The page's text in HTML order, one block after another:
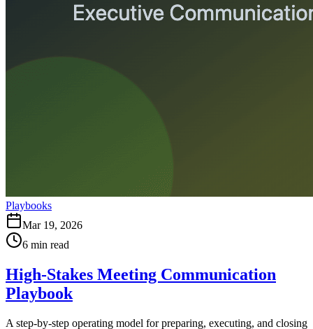
Playbooks
Mar 19, 2026
6 min read
High-Stakes Meeting Communication
Playbook
A step-by-step operating model for preparing, executing, and closing